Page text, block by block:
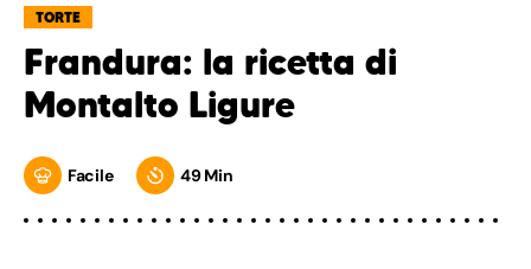
TORTE
Frandura: la ricetta di
Montalto Ligure
Facile 49 Min